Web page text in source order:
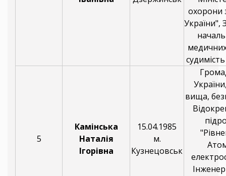
охорони
України",
5
Камінська
Наталія
Ігорівна
15.04.1985
м.
Кузнецовськ
вища,
Інженер